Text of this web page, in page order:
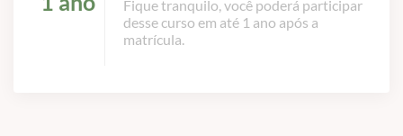
Fique tranquilo, você poderá participar
desse curso em até 1 ano após a
matrícula.